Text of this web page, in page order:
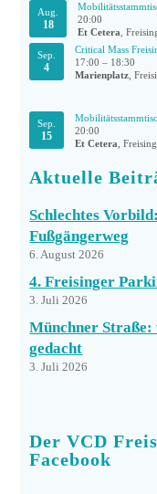
Aug.
18
20:00
Et Cetera ,
Sep.
4
Critical Mass
17:00 – 18:30
Marienplatz ,
Sep.
15
20:00
Et Cetera , Freising
Aktuelle
Schlechtes
Fußgängerweg
6. August 2026
4. Freisinger
3. Juli 2026
Münchner
gedacht
3. Juli 2026
Der VCD
Facebook